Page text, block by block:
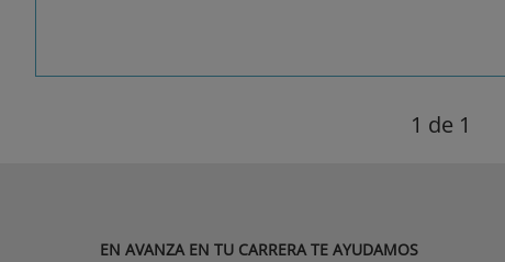
1 de 1
EN AVANZA EN TU CARRERA TE AYUDAMOS